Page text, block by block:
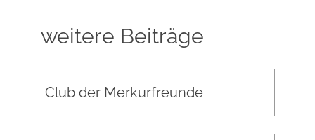
weitere Beiträge
Club der Merkurfreunde